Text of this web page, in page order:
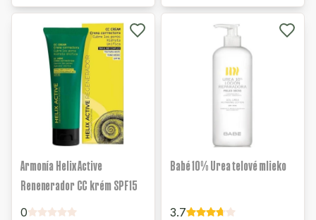
Armonía Helix Active
Renenerador CC krém SPF15
0
Babé 10% Urea telové mlieko
3.7